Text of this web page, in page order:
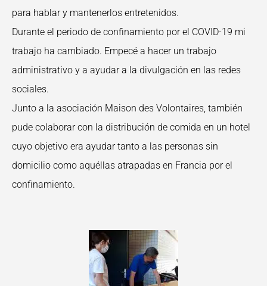
para hablar y mantenerlos entretenidos.
Durante el periodo de confinamiento por el COVID-19 mi
trabajo ha cambiado. Empecé a hacer un trabajo
administrativo y a ayudar a la divulgación en las redes
sociales.
Junto a la asociación Maison des Volontaires, también
pude colaborar con la distribución de comida en un hotel
cuyo objetivo era ayudar tanto a las personas sin
domicilio como aquéllas atrapadas en Francia por el
confinamiento.